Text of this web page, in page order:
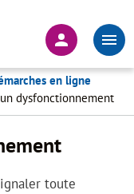
En-
tête
-
Connexion
en ligne
dysfonctionnement
toute